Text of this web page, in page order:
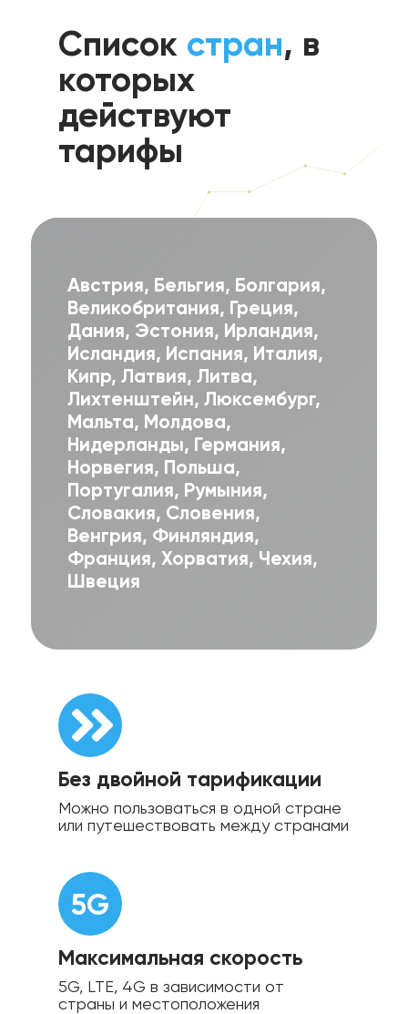
Можно пользоваться в одной стране
или путешествовать между странами
Список стран, в
которых
действуют
тарифы
Без двойной тарификации
Австрия, Бельгия, Болгария,
Великобритания, Греция,
Дания, Эстония, Ирландия,
Исландия, Испания, Италия,
Кипр, Латвия, Литва,
Лихтенштейн, Люксембург,
Мальта, Молдова,
Нидерланды, Германия,
Норвегия, Польша,
Португалия, Румыния,
Словакия, Словения,
Венгрия, Финляндия,
Франция, Хорватия, Чехия,
Швеция
Максимальная скорость
5G, LTE, 4G в зависимости от
страны и местоположения
5G
LITE
лучшими
тарифами
Лучшее для
интернета
в Европе!
Сравните с
оператора.
Безлимитно пользуйтесь
Facebook, Instagram, Twitter
баланс интернета